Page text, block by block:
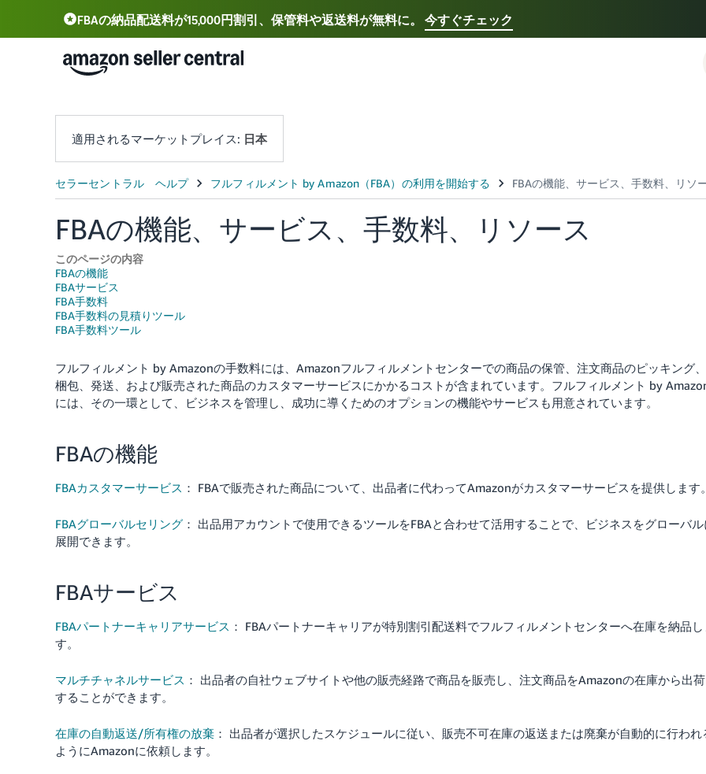
FBAの納品配送料が15,000円割引、保管料や返送料が無料に。 今すぐチェック
Select your preferred language
中文 - CN Deutsch - DE
適用されるマーケットプレイス: 日本
FBAの機能、サービス、手数料、リソース
このページの内容
FBAの機能
FBAサービス
FBA手数料
FBA手数料の見積りツール
FBA手数料ツール
フルフィルメント by Amazonの手数料には、Amazonフルフィルメントセンターでの商品の保管、注文商品のピッキング、
梱包、発送、および販売された商品のカスタマーサービスにかかるコストが含まれています。 フルフィルメント by
には、その一環として、ビジネスを管理し、成功に導くためのオプションの機能やサービスも用意されています。
FBAの機能
FBAカスタマーサービス ： FBAで販売された商品について、出品者に代わってAmazonがカスタマーサービスを提供します
FBAグローバルセリング ： 出品用アカウントで使用できるツールをFBAと合わせて活用することで、ビジネスをグローバ
展開できます。
FBAサービス
FBAパートナーキャリアサービス ： FBAパートナーキャリアが特別割引配送料でフルフィルメントセンターへ在庫を納品
す。
マルチチャネルサービス ： 出品者の自社ウェブサイトや他の販売経路で商品を販売し、注文商品をAmazonの在庫から出荷
することができます。
在庫の自動返送/所有権の放棄 ： 出品者が選択したスケジュールに従い、販売不可在庫の返送または廃棄が自動的に行われ
ようにAmazonに依頼します。